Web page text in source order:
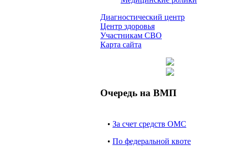
Диагностический центр
Центр здоровья
Участникам СВО
Карта сайта
Очередь на ВМП
• За счет средств ОМС
• По федеральной квоте